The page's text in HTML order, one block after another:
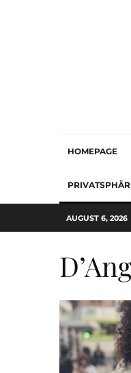
HOMEPAGE
AUGUST 6, 2026